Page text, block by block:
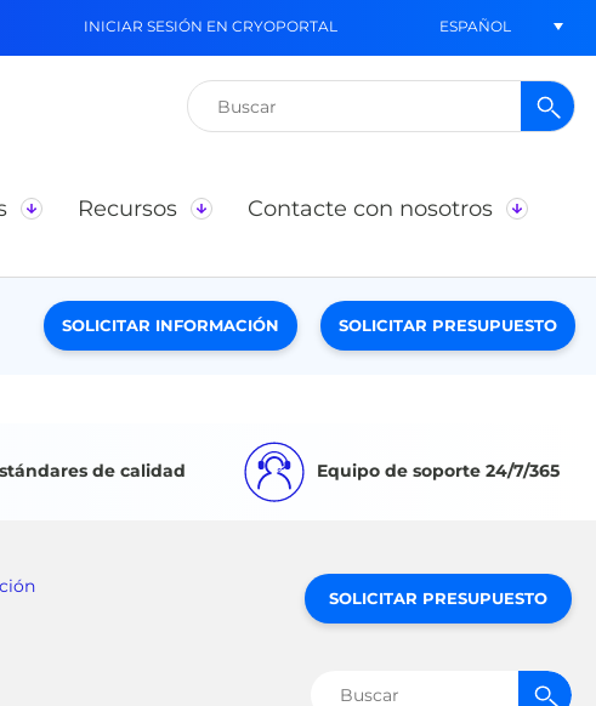
INICIAR SESIÓN EN CRYOPORTAL ESPAÑOL
Buscar:
Recursos
Contacte con nosotros
SOLICITAR INFORMACIÓN SOLICITAR PRESUPUESTO
de calidad Equipo de soporte 24/7/365
SOLICITAR PRESUPUESTO
Buscar: